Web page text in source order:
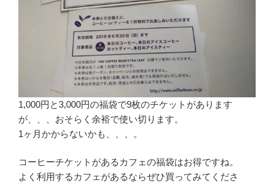
1,000円と3,000円の福袋で9枚のチケットがあります
が、、、おそらく余裕で使い切ります。
1ヶ月かからないかも、、、。
コーヒーチケットがあるカフェの福袋はお得ですね。
よく利用するカフェがあるならぜひ買ってみてくださ